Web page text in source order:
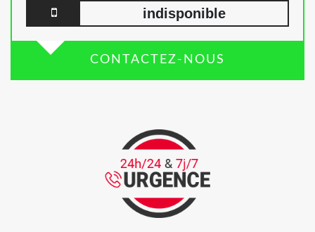
indisponible
CONTACTEZ-NOUS